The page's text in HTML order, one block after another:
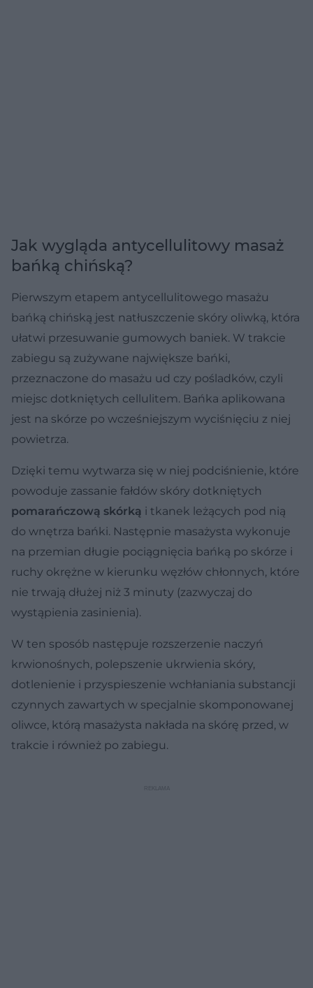
Jak wygląda antycellulitowy masaż
bańką chińską?
Pierwszym etapem antycellulitowego masażu
bańką chińską jest natłuszczenie skóry oliwką, która
ułatwi przesuwanie gumowych baniek. W trakcie
zabiegu są zużywane największe bańki,
przeznaczone do masażu ud czy pośladków, czyli
miejsc dotkniętych cellulitem. Bańka aplikowana
jest na skórze po wcześniejszym wyciśnięciu z niej
powietrza.
Dzięki temu wytwarza się w niej podciśnienie, które
powoduje zassanie fałdów skóry dotkniętych
pomarańczową skórką i tkanek leżących pod nią
do wnętrza bańki. Następnie masażysta wykonuje
na przemian długie pociągnięcia bańką po skórze i
ruchy okrężne w kierunku węzłów chłonnych, które
nie trwają dłużej niż 3 minuty (zazwyczaj do
wystąpienia zasinienia).
W ten sposób następuje rozszerzenie naczyń
krwionośnych, polepszenie ukrwienia skóry,
dotlenienie i przyspieszenie wchłaniania substancji
czynnych zawartych w specjalnie skomponowanej
oliwce, którą masażysta nakłada na skórę przed, w
trakcie i również po zabiegu.